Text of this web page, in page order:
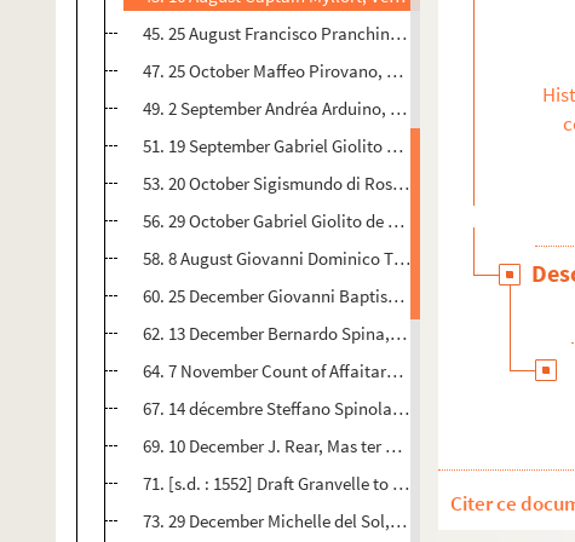
45. 25 August Francisco Pranchino, Rome 1 p. Seal - 29
47. 25 October Maffeo Pirovano, Milan 1 p. Suramary of
49. 2 September Andréa Arduino, Messina 1 p. Summary
51. 19 September Gabriel Giolito de Ferrari, TVenice 1 p.
53. 20 October Sigismundo di Rossi, Naples 2 pp.
56. 29 October Gabriel Giolito de Ferrari, ?Venice 1 p.
58. 8 August Giovanni Dominico Torto, Milan 1 p.
60. 25 December Giovanni Baptista Beninara 1 p - 43
62. 13 December Bernardo Spina, Milan 1 p. Seal - 45
64. 7 November Count of Affaitaro, Cremona 2 pp - 47
67. 14 décembre Steffano Spinola 2p. Seal - 49v
69. 10 December J. Rear, Mas ter of the Mint at Besancon 1p
71. [s.d. : 1552] Draft Granvelle to ?Rear 2 pp - 53
73. 29 December Michelle del Sol, Mantua 1 p - 54
Citer ce